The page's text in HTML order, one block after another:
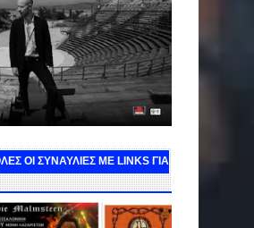
ΟΙ ΣΥΝΑΥΛΙΕΣ ΜΕ LINKS ΓΙΑ